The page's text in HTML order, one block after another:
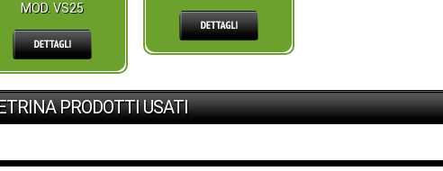
MOD. VS25
PRODOTTI USATI